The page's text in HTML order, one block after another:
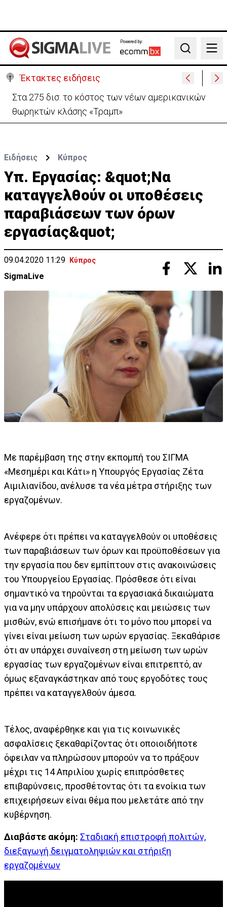
Powered by:
Search
Έκτακτες ειδήσεις
Στα 275 δισ. το κόστος των νέων αμερικανικών
θωρηκτών κλάσης «Τραμπ»
Ειδήσεις Κύπρος
Υπ. Εργασίας: &quot;Να
καταγγελθούν οι υποθέσεις
παραβιάσεων των όρων
εργασίας&quot;
09.04.2020 11:29 Κύπρος
SigmaLive
Με παρέμβαση της στην εκπομπή του ΣΙΓΜΑ
«Μεσημέρι και Κάτι» η Υπουργός Εργασίας Ζέτα
Αιμιλιανίδου, ανέλυσε τα νέα μέτρα στήριξης των
εργαζομένων.
Ανέφερε ότι πρέπει να καταγγελθούν οι υποθέσεις
των παραβιάσεων των όρων και προϋποθέσεων για
την εργασία που δεν εμπίπτουν στις ανακοινώσεις
του Υπουργείου Εργασίας. Πρόσθεσε ότι είναι
σημαντικό να τηρούνται τα εργασιακά δικαιώματα
για να μην υπάρχουν απολύσεις και μειώσεις των
μισθών, ενώ επισήμανε ότι το μόνο που μπορεί να
γίνει είναι μείωση των ωρών εργασίας. Ξεκαθάρισε
ότι αν υπάρχει συναίνεση στη μείωση των ωρών
εργασίας των εργαζομένων είναι επιτρεπτό, αν
όμως εξαναγκάστηκαν από τους εργοδότες τους
πρέπει να καταγγελθούν άμεσα.
Τέλος, αναφέρθηκε και για τις κοινωνικές
ασφαλίσεις ξεκαθαρίζοντας ότι οποιοιδήποτε
όφειλαν να πληρώσουν μπορούν να το πράξουν
μέχρι τις 14 Απριλίου χωρίς επιπρόσθετες
επιβαρύνσεις, προσθέτοντας ότι τα ενοίκια των
επιχειρήσεων είναι θέμα που μελετάτε από την
κυβέρνηση.
Διαβάστε ακόμη: Σταδιακή επιστροφή πολιτών,
διεξαγωγή δειγματοληψιών και στήριξη
εργαζομένων